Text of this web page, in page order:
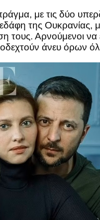
με τις δύο
της Ουκρανίας,
τους. Αρνούμενοι
άνευ όρων